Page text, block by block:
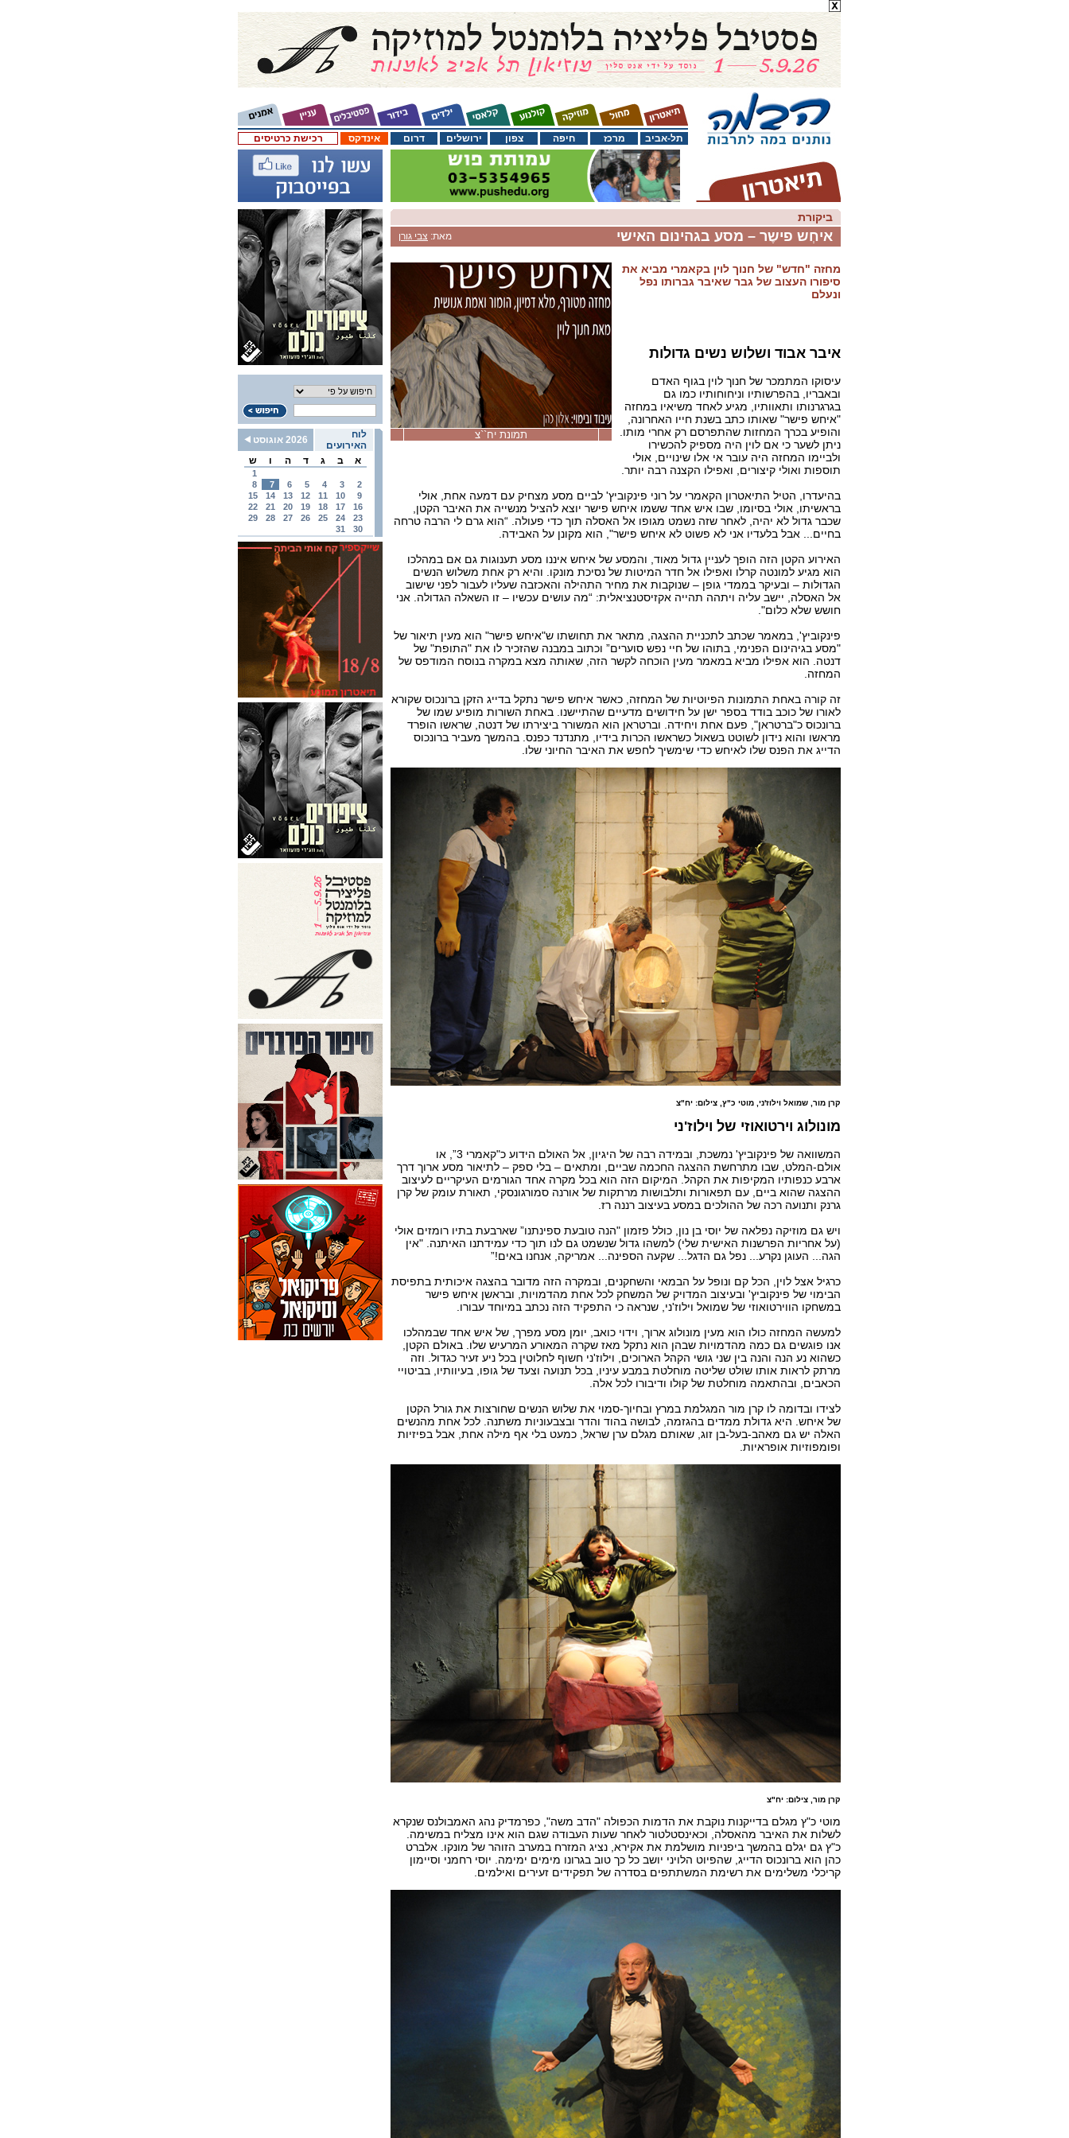
רכישת כרטיסים אינדקס דרום ירושלים צפון חיפה מרכז תל-אביב
לוח
האירועים
2026 אוגוסט
א
ב ג ד ה ו ש
1
2
3
4
5
6
7
8
9
10
11
12
13
14
15
16
17
18
19
20
21
22
23
24
25
26
27
28
29
30
31
ביקורת
מאת: צבי גורן איחְש פישֶר – מסע בגהינום האישי
תמונת יח``צ
מחזה "חדש" של חנוך לוין בקאמרי מביא את
סיפורו העצוב של גבר שאיבר גברותו נפל
ונעלם
איבר אבוד ושלוש נשים גדולות
עיסוקו המתמכר של חנוך לוין בגוף האדם
ובאבריו, בהפרשותיו וניחוחותיו כמו גם
בגרגרנותו ותאוותיו, מגיע לאחד משיאיו במחזה
"איחש פישר" שאותו כתב בשנת חייו האחרונה,
והופיע בכרך המחזות שהתפרסם רק אחרי מותו.
ניתן לשער כי אם לוין היה מספיק להכשירו
ולביימו המחזה היה עובר אי אלו שינויים, אולי
תוספות ואולי קיצורים, ואפילו הקצנה רבה יותר.
בהיעדרו, הטיל התיאטרון הקאמרי על רוני פינקוביץ' לביים מסע מצחיק עם דמעה אחת, אולי
בראשיתו, אולי בסיומו, שבו איש אחד ששמו איחש פישר יוצא להציל מנשייה את האיבר הקטן,
שכבר גדול לא יהיה, לאחר שזה נשמט מגופו אל האסלה תוך כדי פעולה. “הוא גרם לי הרבה טרחה
בחיים... אבל בלעדיו אני לא פשוט לא איחש פישר", הוא מקונן על האבידה.
האירוע הקטן הזה הופך לעניין גדול מאוד, והמסע של איחש איננו מסע תענוגות גם אם במהלכו
הוא מגיע למונטה קרלו ואפילו אל חדר המיטות של נסיכת מונקו. והיא רק אחת משלוש הנשים
הגדולות – ובעיקר בממדי גופן – שנוקבות את מחיר התהילה והאכזבה שעליו לעבור לפני שישוב
אל האסלה, יישב עליה ויתהה תהייה אקזיסטנציאלית: “מה עושים עכשיו – זו השאלה הגדולה. אני
חושש שלא כלום".
פינקוביץ', במאמר שכתב לתכניית ההצגה, מתאר את תחושתו ש"איחש פישר" הוא מעין תיאור של
"מסע בגיהינום הפנימי, בתוהו של חיי נפש סוערים” וכתוב במבנה שהזכיר לו את "התופת" של
דנטה. הוא אפילו מביא במאמר מעין הוכחה לקשר הזה, שאותה מצא במקרה בנוסח המודפס של
המחזה.
זה קורה באחת התמונות הפיוטיות של המחזה, כאשר איחש פישר נתקל בדייג הזקן ברונכוס שקורא
לאורו של כוכב בודד בספר ישן על חידושים מדעיים שהתיישנו. באחת השורות מופיע שמו של
ברונכוס כ"ברטראן", פעם אחת ויחידה. וברטראן הוא המשורר ביצירתו של דנטה, שראשו הופרד
מראשו והוא נידון לשוטט בשאול כשראשו הכרות בידיו, מתנדנד כפנס. בהמשך מעביר ברונכוס
הדייג את הפנס שלו לאיחש כדי שימשיך לחפש את האיבר החיוני שלו.
קרן מור, שמואל וילוז'ני, מוטי כ"ץ, צילום: יח"צ
מונולוג וירטואוזי של וילוז'ני
המשוואה של פינקוביץ' נמשכת, ובמידה רבה של היגיון, אל האולם הידוע כ"קאמרי 3”, או
אולם-המלט, שבו מתרחשת ההצגה החכמה שביים, ומתאים – בלי ספק – לתיאור מסע ארוך דרך
ארבע כנפותיו המקיפות את הקהל. המיקום הזה הוא בכל מקרה אחד הגורמים העיקריים לעיצוב
ההצגה שהוא ביים, עם תפאורות ותלבושות מרתקות של אורנה סמורגונסקי, תאורת עומק של קרן
גרנק ותנועה רכה של ההולכים במסע בעיצוב רננה רז.
ויש גם מוזיקה נפלאה של יוסי בן נון, כולל פזמון "הנה טובעת ספינתנו” שארבעת בתיו רומזים אולי
(על אחריות הפרשנות האישית שלי) למשהו גדול שנשמט גם לנו תוך כדי עמידתנו האיתנה. "אין
הגה... העוגן נקרע... נפל גם הדגל... שקעה הספינה... אמריקה, אנחנו באים!”
כרגיל אצל לוין, הכל קם ונופל על הבמאי והשחקנים, ובמקרה הזה מדובר בהצגה איכותית בתפיסת
הבימוי של פינקוביץ' ובעיצוב המדויק של המשחק לכל אחת מהדמויות, ובראשן איחש פישר
במשחקו הווירטואוזי של שמואל וילוז'ני, שנראה כי התפקיד הזה נכתב במיוחד עבורו.
למעשה המחזה כולו הוא מעין מונולוג ארוך, וידוי כואב, יומן מסע מפרך, של איש אחד שבמהלכו
אנו פוגשים גם כמה מהדמויות שבהן הוא נתקל מאז שקרה המאורע המרעיש שלו. באולם הקטן,
כשהוא נע הנה והנה בין שני גושי הקהל הארוכים, וילוז'ני חשוף לחלוטין בכל ניע זעיר כגדול. וזה
מרתק לראות אותו שולט שליטה מוחלטת במבע עיניו, בכל תנועה וצעד של גופו, בעיוותיו, בביטויי
הכאבים, ובהתאמה מוחלטת של קולו ודיבורו לכל אלה.
לצידו ובדומה לו קרן מור המגלמת במרץ ובחיוך-סמוי את שלוש הנשים שחורצות את גורל הקטן
של איחש. היא גדולת ממדים בהגזמה, לבושה בהוד והדר ובצבעוניות משתנה. לכל אחת מהנשים
האלה יש גם מאהב-בעל-בן זוג, שאותם מגלם ערן שראל, כמעט בלי אף מילה אחת, אבל בפיזיות
ופומפוזיות אופראיות.
קרן מור, צילום: יח"צ
מוטי כ"ץ מגלם בדייקנות נוקבת את הדמות הכפולה "הדב משה", כפרמדיק נהג האמבולנס שנקרא
לשלות את האיבר מהאסלה, וכאינסטלטור לאחר שעות העבודה שגם הוא אינו מצליח במשימה.
כ"ץ גם יגלם בהמשך ביפניות מושלמת את אקירא, נציג המזרח במערב הזוהר של מונקו. אלברט
כהן הוא ברונכוס הדייג, שהפיוט הלויני יושב כל כך טוב בגרונו מימים ימימה. יוסי רחמני וסיימון
קריכלי משלימים את רשימת המשתתפים בסדרה של תפקידים זעירים ואילמים.